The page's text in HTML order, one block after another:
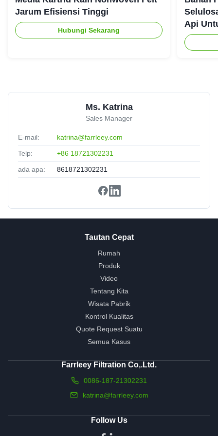
D
Daniel Harris ★★★★★
★★★★★
Jarum Efisiensi Tinggi
Hubungi Sekarang
Api
Ms. Katrina
Sales Manager
E-mail: katrina@farrleey.com
Telp: +86 18721302231
ada apa: 8618721302231
Tautan Cepat
Rumah
Produk
Video
Tentang Kita
Wisata Pabrik
Kontrol Kualitas
Quote Request Suatu
Semua Kasus
Farrleey Filtration Co,.Ltd.
0086-187-21302231
katrina@farrleey.com
Follow Us